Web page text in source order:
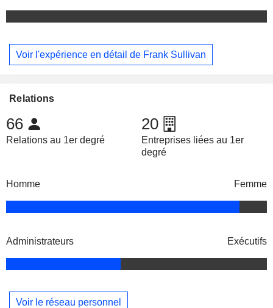
Voir l'expérience en détail de Frank Sullivan
Relations
66
Relations au 1er degré
20
Entreprises liées au 1er
degré
Homme Femme
Administrateurs Exécutifs
Voir le réseau personnel